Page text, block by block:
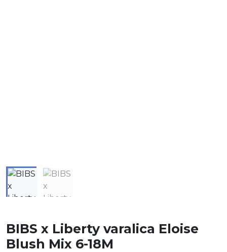
BIBS x Liberty varalica Eloise
Blush Mix 6-18M